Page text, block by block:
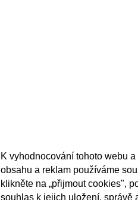
K vyhodnocování tohoto webu
obsahu a reklam používáme
klikněte na „přijmout cookies",
souhlas k jejich uložení, správě